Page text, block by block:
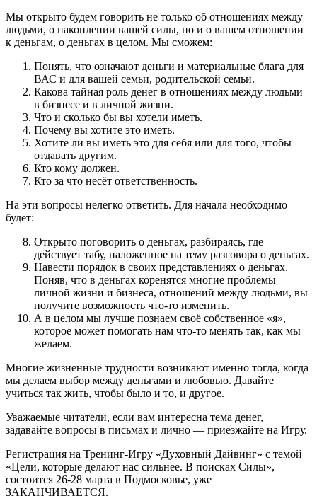
Мы открыто будем говорить не только об отношениях между
людьми, о накоплении вашей силы, но и о вашем отношении
к деньгам, о деньгах в целом. Мы сможем:
Понять, что означают деньги и материальные блага для
ВАС и для вашей семьи, родительской семьи.
Какова тайная роль денег в отношениях между людьми –
в бизнесе и в личной жизни.
Что и сколько бы вы хотели иметь.
Почему вы хотите это иметь.
Хотите ли вы иметь это для себя или для того, чтобы
отдавать другим.
Кто кому должен.
Кто за что несёт ответственность.
На эти вопросы нелегко ответить. Для начала необходимо
будет:
Открыто поговорить о деньгах, разбираясь, где
действует табу, наложенное на тему разговора о деньгах.
Навести порядок в своих представлениях о деньгах.
Поняв, что в деньгах коренятся многие проблемы
личной жизни и бизнеса, отношений между людьми, вы
получите возможность что-то изменить.
А в целом мы лучше познаем своё собственное «я»,
которое может помогать нам что-то менять так, как мы
желаем.
Многие жизненные трудности возникают именно тогда, когда
мы делаем выбор между деньгами и любовью. Давайте
учиться так жить, чтобы было и то, и другое.
Уважаемые читатели, если вам интересна тема денег,
задавайте вопросы в письмах и лично — приезжайте на Игру.
Регистрация на Тренинг-Игру «Духовный Дайвинг» с темой
«Цели, которые делают нас сильнее. В поисках Силы»,
состоится 26-28 марта в Подмосковье, уже
ЗАКАНЧИВАЕТСЯ.